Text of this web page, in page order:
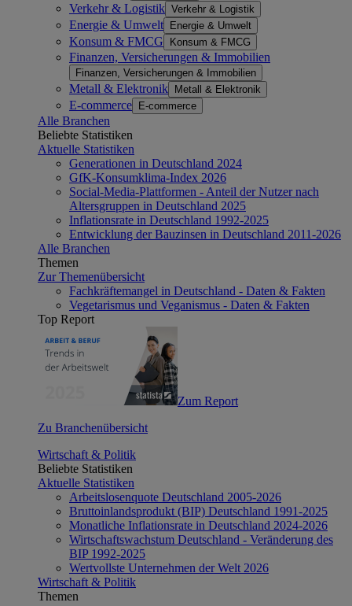
Verkehr & Logistik Verkehr & Logistik
Energie & Umwelt Energie & Umwelt
Konsum & FMCG Konsum & FMCG
Finanzen, Versicherungen & Immobilien
Finanzen, Versicherungen & Immobilien
Metall & Elektronik Metall & Elektronik
E-commerce E-commerce
Alle Branchen
Beliebte Statistiken
Aktuelle Statistiken
Generationen in Deutschland 2024
GfK-Konsumklima-Index 2026
Social-Media-Plattformen - Anteil der Nutzer nach
Altersgruppen in Deutschland 2025
Inflationsrate in Deutschland 1992-2025
Entwicklung der Bauzinsen in Deutschland 2011-2026
Alle Branchen
Themen
Zur Themenübersicht
Fachkräftemangel in Deutschland - Daten & Fakten
Vegetarismus und Veganismus - Daten & Fakten
Top Report
Zum Report
Zu Branchenübersicht
Wirtschaft & Politik
Beliebte Statistiken
Aktuelle Statistiken
Arbeitslosenquote Deutschland 2005-2026
Bruttoinlandsprodukt (BIP) Deutschland 1991-2025
Monatliche Inflationsrate in Deutschland 2024-2026
Wirtschaftswachstum Deutschland - Veränderung des
BIP 1992-2025
Wertvollste Unternehmen der Welt 2026
Wirtschaft & Politik
Themen